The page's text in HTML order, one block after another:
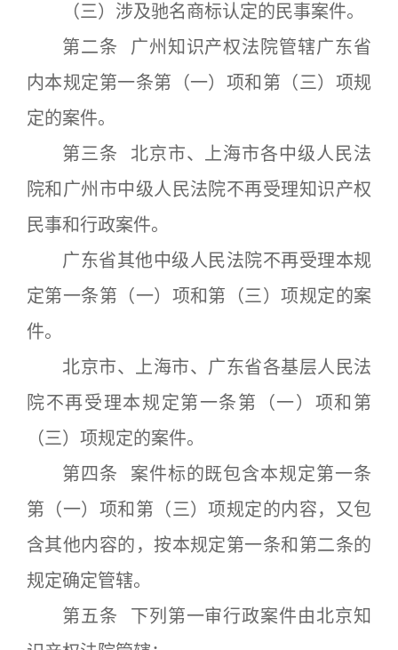
（三）涉及驰名商标认定的民事案件。
第二条 广州知识产权法院管辖广东省
内本规定第一条第（一）项和第（三）项规
定的案件。
第三条 北京市、上海市各中级人民法
院和广州市中级人民法院不再受理知识产权
民事和行政案件。
广东省其他中级人民法院不再受理本规
定第一条第（一）项和第（三）项规定的案
件。
北京市、上海市、广东省各基层人民法
院不再受理本规定第一条第（一）项和第
（三）项规定的案件。
第四条 案件标的既包含本规定第一条
第（一）项和第（三）项规定的内容，又包
含其他内容的，按本规定第一条和第二条的
规定确定管辖。
第五条 下列第一审行政案件由北京知